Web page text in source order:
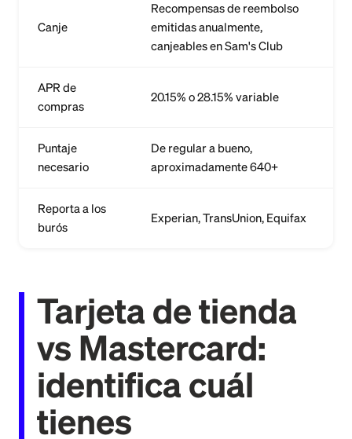
Canje
Recompensas de reembolso
emitidas anualmente,
canjeables en Sam's Club
APR de
compras
20.15% o 28.15% variable
Puntaje
necesario
De regular a bueno,
aproximadamente 640+
Reporta a los
burós
Experian, TransUnion, Equifax
Tarjeta de tienda
vs Mastercard:
identifica cuál
tienes